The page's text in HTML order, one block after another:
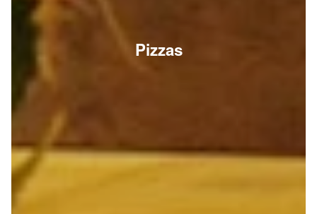
Pizzas